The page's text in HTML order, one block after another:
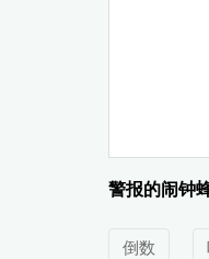
警报的闹钟
倒数